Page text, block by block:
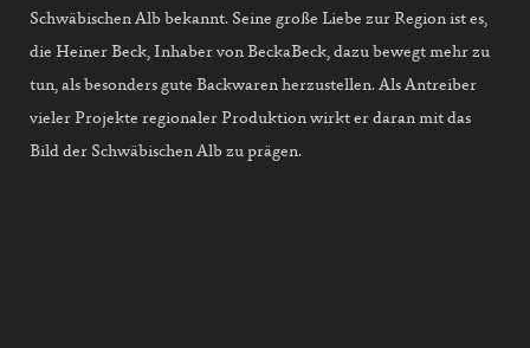
Schwäbischen Alb bekannt. Seine große Liebe zur Region ist es,
die Heiner Beck, Inhaber von BeckaBeck, dazu bewegt mehr zu
tun, als besonders gute Backwaren herzustellen. Als Antreiber
vieler Projekte regionaler Produktion wirkt er daran mit das
Bild der Schwäbischen Alb zu prägen.